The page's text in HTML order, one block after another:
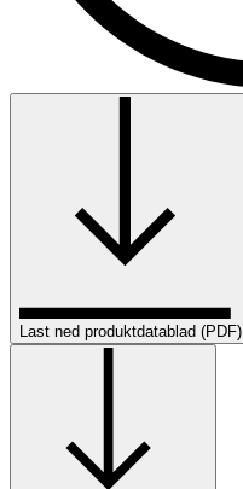
Last ned produktdatablad (PDF)